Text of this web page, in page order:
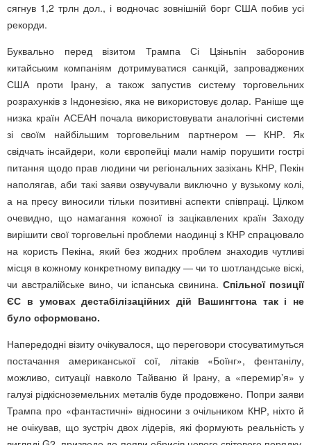
сягнув 1,2 трлн дол., і водночас зовнішній борг США побив усі
рекорди.
Буквально перед візитом Трампа Сі Цзіньпін заборонив
китайським компаніям дотримуватися санкцій, запроваджених
США проти Ірану, а також запустив систему торговельних
розрахунків з Індонезією, яка не використовує долар. Раніше ще
низка країн АСЕАН почала використовувати аналогічні системи
зі своїм найбільшим торговельним партнером — КНР. Як
свідчать інсайдери, коли європейці мали намір порушити гострі
питання щодо прав людини чи регіональних зазіхань КНР, Пекін
наполягав, аби такі заяви озвучували виключно у вузькому колі,
а на пресу виносили тільки позитивні аспекти співпраці. Цілком
очевидно, що намагання кожної із зацікавлених країн Заходу
вирішити свої торговельні проблеми наодинці з КНР спрацювало
на користь Пекіна, який без жодних проблем знаходив чутливі
місця в кожному конкретному випадку — чи то шотландське віскі,
чи австралійське вино, чи іспанська свинина.Спільної позиції
ЄС в умовах дестабілізаційних дій Вашингтона так і не
було сформовано.
Напередодні візиту очікувалося, що переговори стосуватимуться
постачання американської сої, літаків «Боїнг», фентанілу,
можливо, ситуації навколо Тайваню й Ірану, а «перемирʼя» у
галузі рідкісноземельних металів буде продовжено. Попри заяви
Трампа про «фантастичні» відносини з очільником КНР, ніхто й
не очікував, що зустріч двох лідерів, які формують реальність у